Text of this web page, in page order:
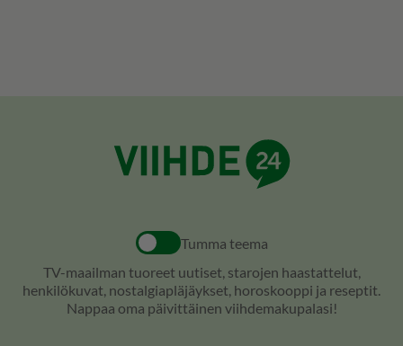
Tumma teema
TV-maailman tuoreet uutiset, starojen haastattelut,
henkilökuvat, nostalgiapläjäykset, horoskooppi ja reseptit.
Nappaa oma päivittäinen viihdemakupalasi!